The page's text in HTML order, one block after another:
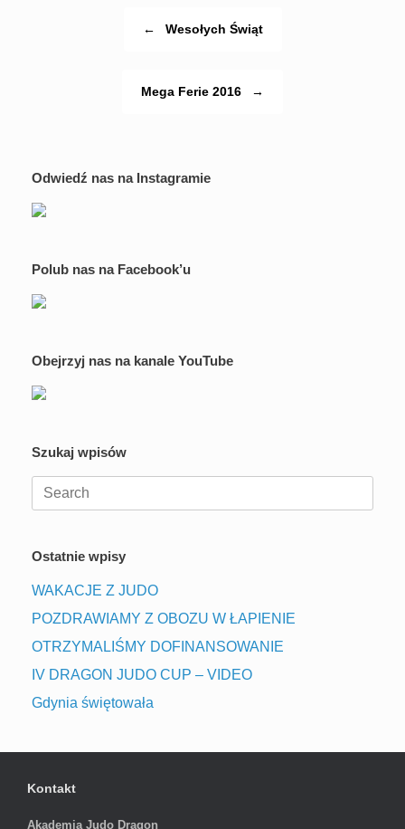
← Wesołych Świąt
Mega Ferie 2016 →
Odwiedź nas na Instagramie
Polub nas na Facebook’u
Obejrzyj nas na kanale YouTube
Szukaj wpisów
Search
for:
Ostatnie wpisy
WAKACJE Z JUDO
POZDRAWIAMY Z OBOZU W ŁAPIENIE
OTRZYMALIŚMY DOFINANSOWANIE
IV DRAGON JUDO CUP – VIDEO
Gdynia świętowała
Kontakt
Akademia Judo Dragon